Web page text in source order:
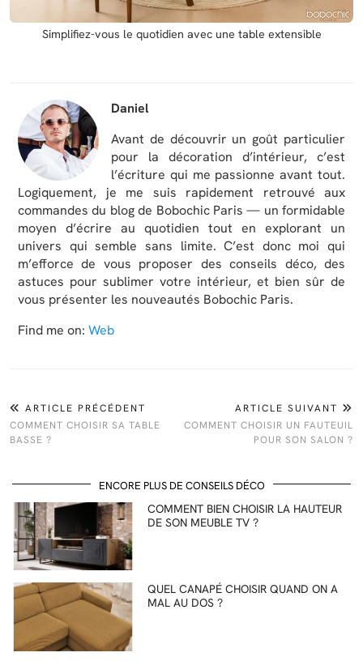
Simplifiez-vous le quotidien avec une table extensible
Daniel
Avant de découvrir un goût particulier
pour la décoration d’intérieur, c’est
l’écriture qui me passionne avant tout.
Logiquement, je me suis rapidement retrouvé aux
commandes du blog de Bobochic Paris — un formidable
moyen d’écrire au quotidien tout en explorant un
univers qui semble sans limite. C’est donc moi qui
m’efforce de vous proposer des conseils déco, des
astuces pour sublimer votre intérieur, et bien sûr de
vous présenter les nouveautés Bobochic Paris.
Find me on: Web
ARTICLE PRÉCÉDENT
COMMENT CHOISIR SA TABLE
BASSE ?
ARTICLE SUIVANT
COMMENT CHOISIR UN FAUTEUIL
POUR SON SALON ?
ENCORE PLUS DE CONSEILS DÉCO
COMMENT BIEN CHOISIR LA HAUTEUR
DE SON MEUBLE TV ?
QUEL CANAPÉ CHOISIR QUAND ON A
MAL AU DOS ?